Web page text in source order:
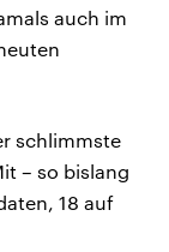
auch im
schlimmste
– so bislang
18 auf